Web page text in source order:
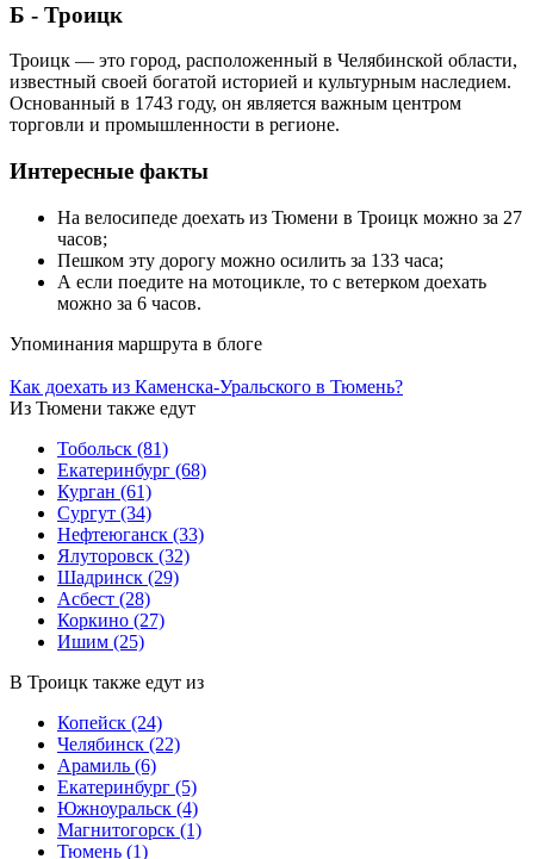
Б - Троицк
Троицк — это город, расположенный в Челябинской области,
известный своей богатой историей и культурным наследием.
Основанный в 1743 году, он является важным центром
торговли и промышленности в регионе.
Интересные факты
На велосипеде доехать из Тюмени в Троицк можно за 27
часов;
Пешком эту дорогу можно осилить за 133 часа;
А если поедите на мотоцикле, то с ветерком доехать
можно за 6 часов.
Упоминания маршрута в блоге
Как доехать из Каменска-Уральского в Тюмень?
Из Тюмени также едут
Тобольск (81)
Екатеринбург (68)
Курган (61)
Сургут (34)
Нефтеюганск (33)
Ялуторовск (32)
Шадринск (29)
Асбест (28)
Коркино (27)
Ишим (25)
В Троицк также едут из
Копейск (24)
Челябинск (22)
Арамиль (6)
Екатеринбург (5)
Южноуральск (4)
Магнитогорск (1)
Тюмень (1)